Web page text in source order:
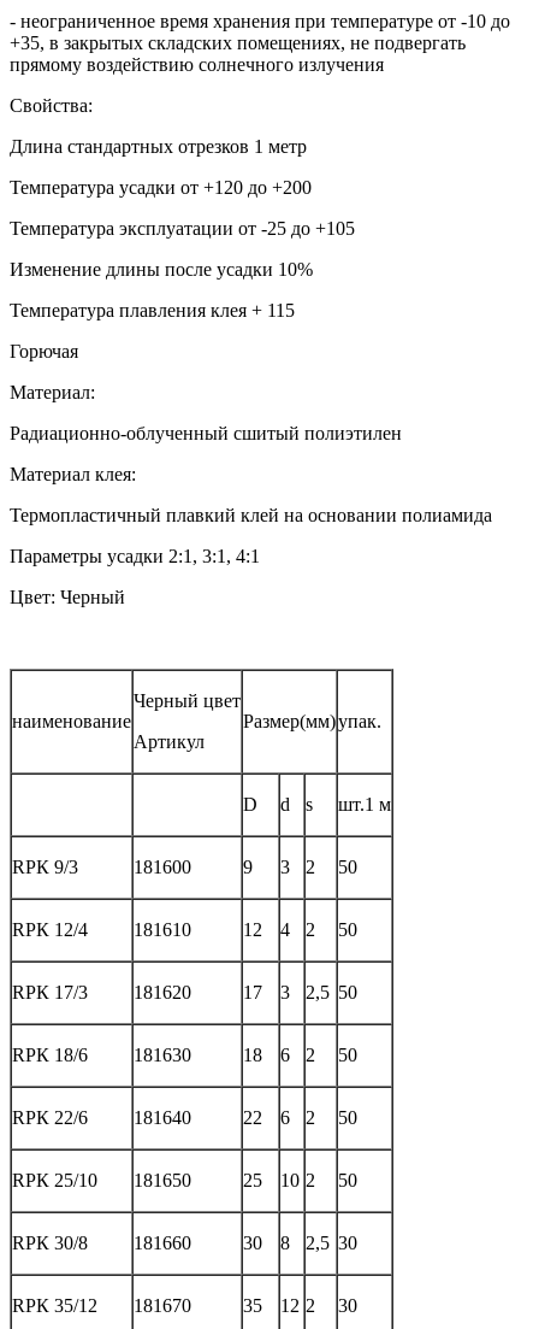
- неограниченное время хранения при температуре от -10 до
+35, в закрытых складских помещениях, не подвергать
прямому воздействию солнечного излучения
Свойства:
Длина стандартных отрезков 1 метр
Температура усадки от +120 до +200
Температура эксплуатации от -25 до +105
Изменение длины после усадки 10%
Температура плавления клея + 115
Горючая
Материал:
Радиационно-облученный сшитый полиэтилен
Материал клея:
Термопластичный плавкий клей на основании полиамида
Параметры усадки 2:1, 3:1, 4:1
Цвет: Черный
наименование
Черный цвет
Артикул
Размер(мм)упак.
D d s шт.1 м
RPК 9/3 181600 9 3 2 50
RPК 12/4 181610 12 4 2 50
RPК 17/3 181620 17 3 2,5 50
RPК 18/6 181630 18 6 2 50
RPК 22/6 181640 22 6 2 50
RPК 25/10 181650 25 10 2 50
RPК 30/8 181660 30 8 2,5 30
RPК 35/12 181670 35 12 2 30